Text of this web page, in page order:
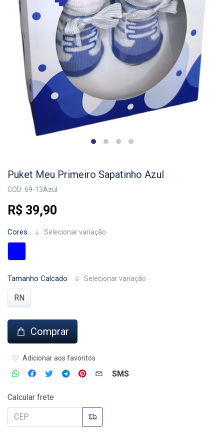
Puket Meu Primeiro Sapatinho Azul
COD: 69-13Azul
R$ 39,90
Cores Selecionar variação
Tamanho Calcado Selecionar variação
RN
Comprar
Adicionar aos favoritos
SMS
Calcular frete